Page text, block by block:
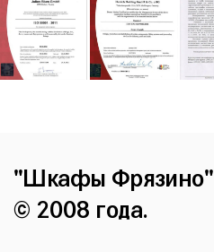
"Шкафы Фрязино"
© 2008 года.